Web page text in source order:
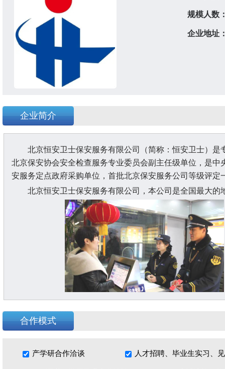
规模人数
企业地址
企业简介
北京恒安卫士保安服务有限公司（简称：恒安卫士）
北京保安协会安全检查服务专业委员会副主任级单位，是
安服务定点政府采购单位，首批北京保安服务公司等级评定
北京恒安卫士保安服务有限公司，本公司是全国最大
（本公司目前负责的地铁线路，在京有14条，在京外
铁1号、2号、城郊线；南昌地铁1号线；武汉地铁7号、3号
合作模式
产学研合作洽谈 人才招聘、毕业生实习、